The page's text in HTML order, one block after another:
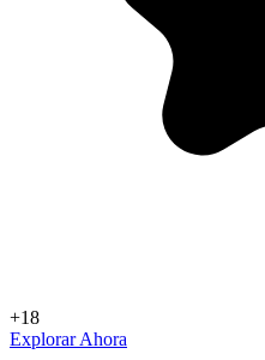
+18
Explorar Ahora